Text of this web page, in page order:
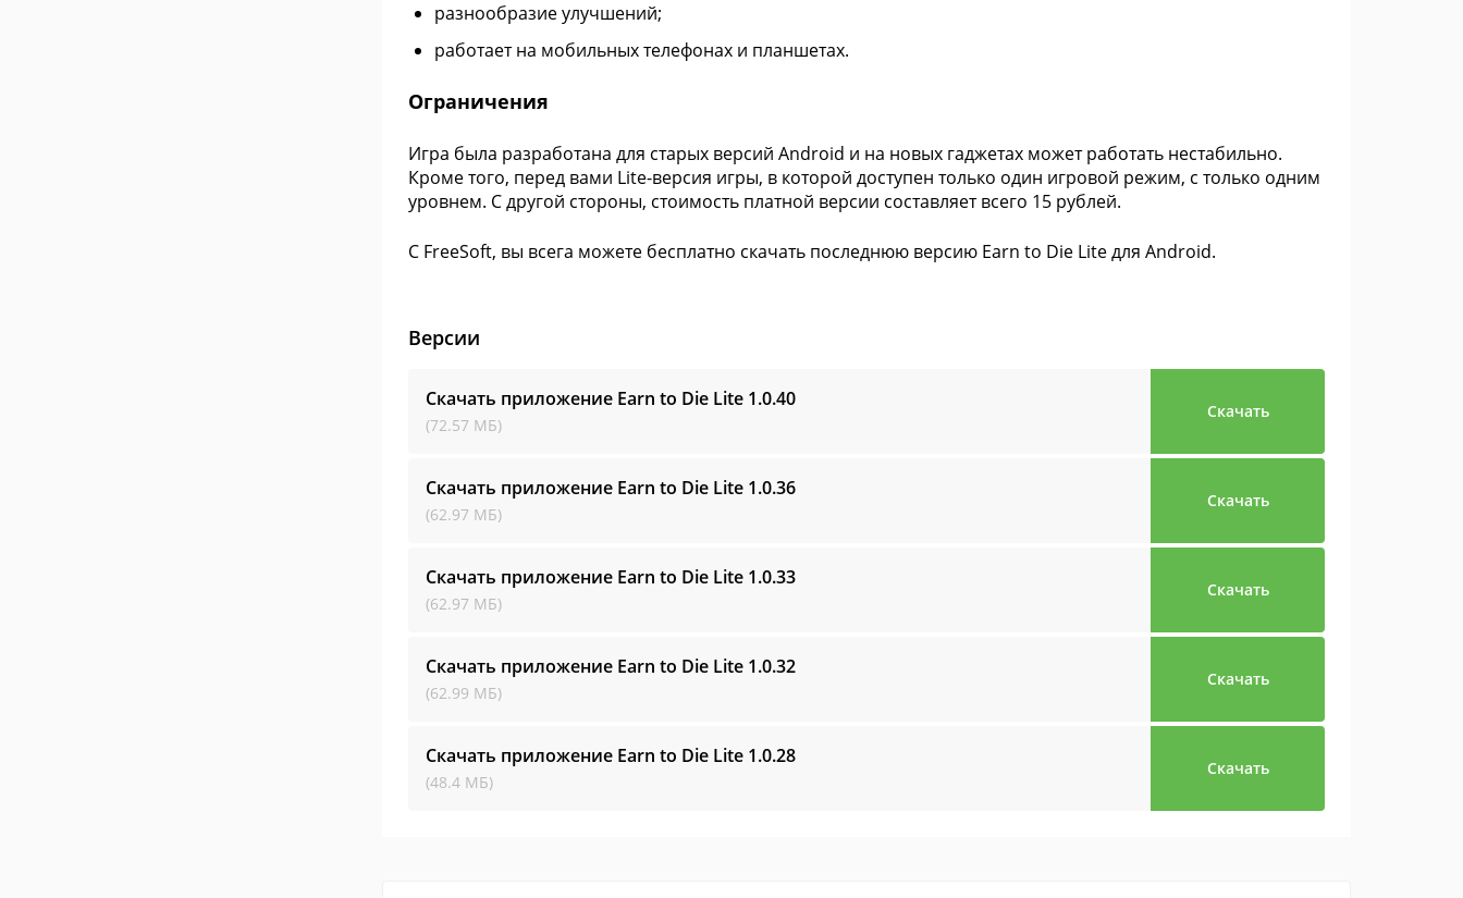
разнообразие улучшений;
работает на мобильных телефонах и планшетах.
Ограничения
Игра была разработана для старых версий Android и на новых гаджетах может работать нестабильно.
Кроме того, перед вами Lite-версия игры, в которой доступен только один игровой режим, с только одним
уровнем. С другой стороны, стоимость платной версии составляет всего 15 рублей.
С FreeSoft, вы всега можете бесплатно скачать последнюю версию Earn to Die Lite для Android.
Версии
Скачать приложение Earn to Die Lite 1.0.40
(72.57 МБ)
Скачать
Скачать приложение Earn to Die Lite 1.0.36
(62.97 МБ)
Скачать
Скачать приложение Earn to Die Lite 1.0.33
(62.97 МБ)
Скачать
Скачать приложение Earn to Die Lite 1.0.32
(62.99 МБ)
Скачать
Скачать приложение Earn to Die Lite 1.0.28
(48.4 МБ)
Скачать